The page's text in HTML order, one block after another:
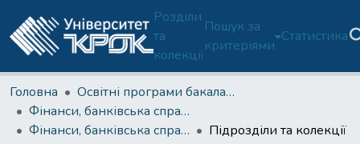
Розділи
та
колекції
Пошук за
критеріями
Статистика
Головна
Освітні програми бакалаврату
Фінанси, банківська справа, страхування та фондовий ринок (ОП 072/D2-Б)
Фінанси, банківська справа, страхування та фондовий ринок (ОП 072-Б)-3 курс
Підрозділи та колекції